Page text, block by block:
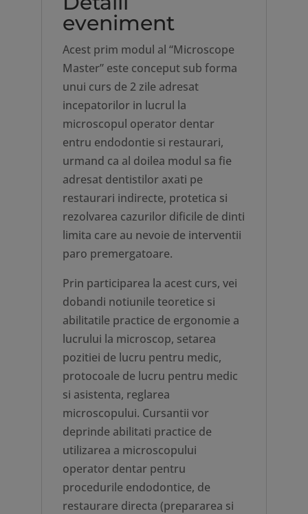
eveniment
Acest prim modul al “Microscope
Master” este conceput sub forma
unui curs de 2 zile adresat
incepatorilor in lucrul la
microscopul operator dentar
entru endodontie si restaurari,
urmand ca al doilea modul sa fie
adresat dentistilor axati pe
restaurari indirecte, protetica si
rezolvarea cazurilor dificile de dinti
limita care au nevoie de interventii
paro premergatoare.
Prin participarea la acest curs, vei
dobandi notiunile teoretice si
abilitatile practice de ergonomie a
lucrului la microscop, setarea
pozitiei de lucru pentru medic,
protocoale de lucru pentru medic
si asistenta, reglarea
microscopului. Cursantii vor
deprinde abilitati practice de
utilizarea a microscopului
operator dentar pentru
procedurile endodontice, de
restaurare directa (prepararea si